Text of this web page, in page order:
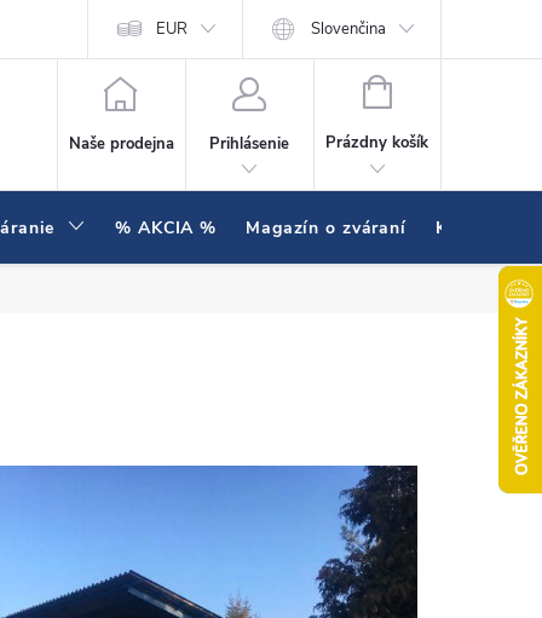
testujeme v praxi Hodnotenie obchodu
EUR Slovenčina
Naše prodejna Prihlásenie
NÁKUPNÝ KOŠÍK
Prázdny košík
% AKCIA % Magazín o zváraní Kontakty